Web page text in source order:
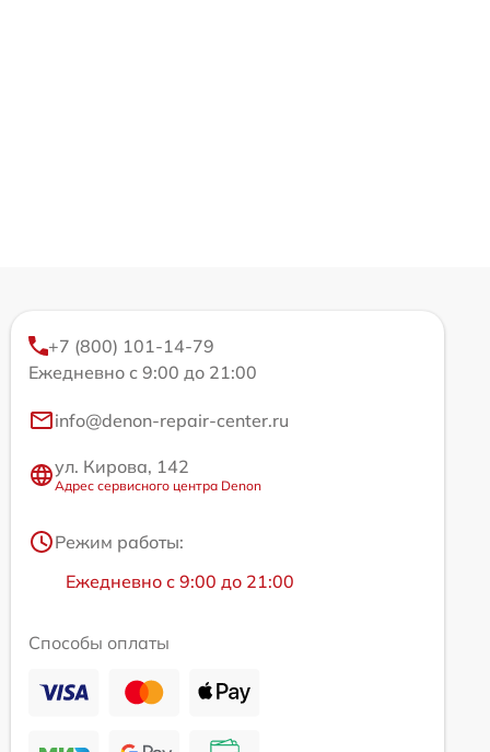
+7 (800) 101-14-79
Ежедневно с 9:00 до 21:00
info@denon-repair-center.ru
ул. Кирова, 142
Адрес сервисного центра Denon
Режим работы:
Ежедневно с 9:00 до 21:00
Способы оплаты